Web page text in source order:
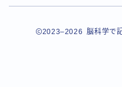
2023–2026 脳科学で